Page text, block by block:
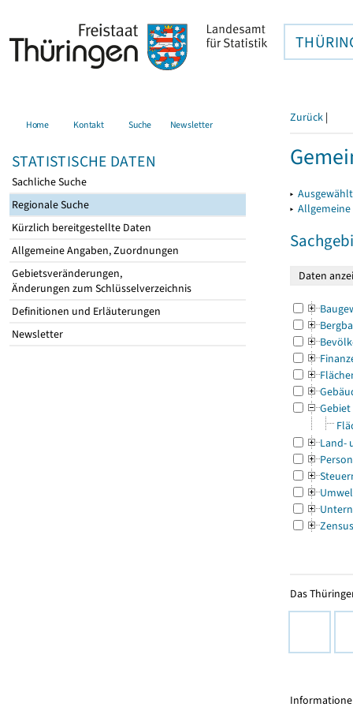
Home Kontakt Suche Newsletter
STATISTISCHE DATEN
Sachliche Suche
Regionale Suche
Kürzlich bereitgestellte Daten
Allgemeine Angaben, Zuordnungen
Gebietsveränderungen,
Änderungen zum Schlüsselverzeichnis
Definitionen und Erläuterungen
Newsletter
Zurück |
▸
▸
Gebiet
Land-
Zensus
Das